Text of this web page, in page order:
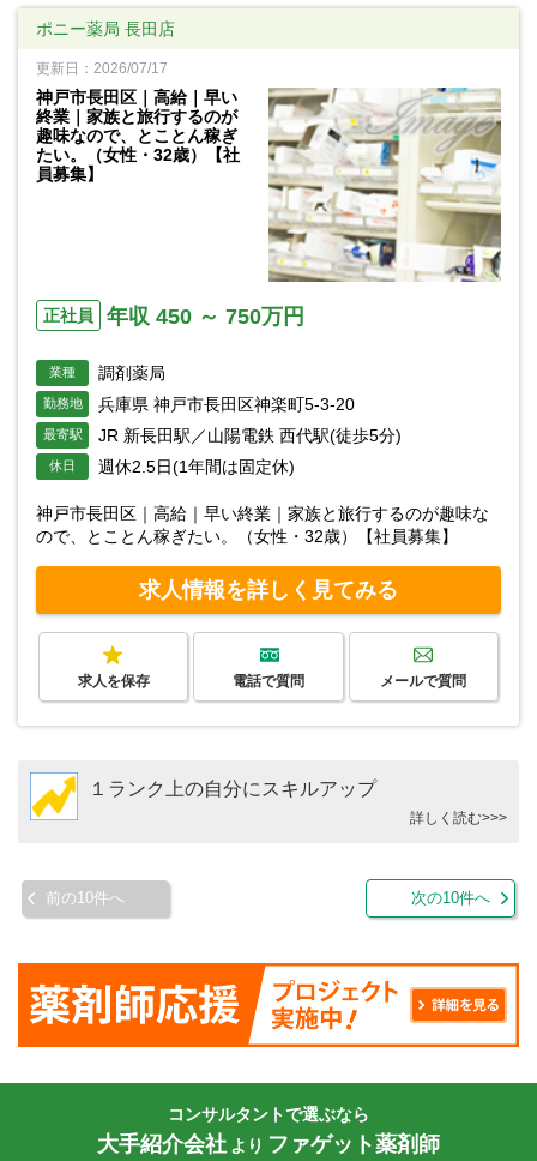
ポニー薬局 長田店
更新日：2026/07/17
神戸市長田区｜高給｜早い
終業｜家族と旅行するのが
趣味なので、とことん稼ぎ
たい。（女性・32歳）【社
員募集】
正社員 年収 450 ～ 750万円
業種 調剤薬局
勤務地 兵庫県 神戸市長田区神楽町5-3-20
最寄駅 JR 新長田駅／山陽電鉄 西代駅(徒歩5分)
休日 週休2.5日(1年間は固定休)
神戸市長田区｜高給｜早い終業｜家族と旅行するのが趣味な
ので、とことん稼ぎたい。（女性・32歳）【社員募集】
求人情報を詳しく見てみる
求人を保存 電話で質問 メールで質問
１ランク上の自分にスキルアップ
詳しく読む>>>
前の10件へ 次の10件へ
コンサルタントで選ぶなら
大手紹介会社 より ファゲット薬剤師